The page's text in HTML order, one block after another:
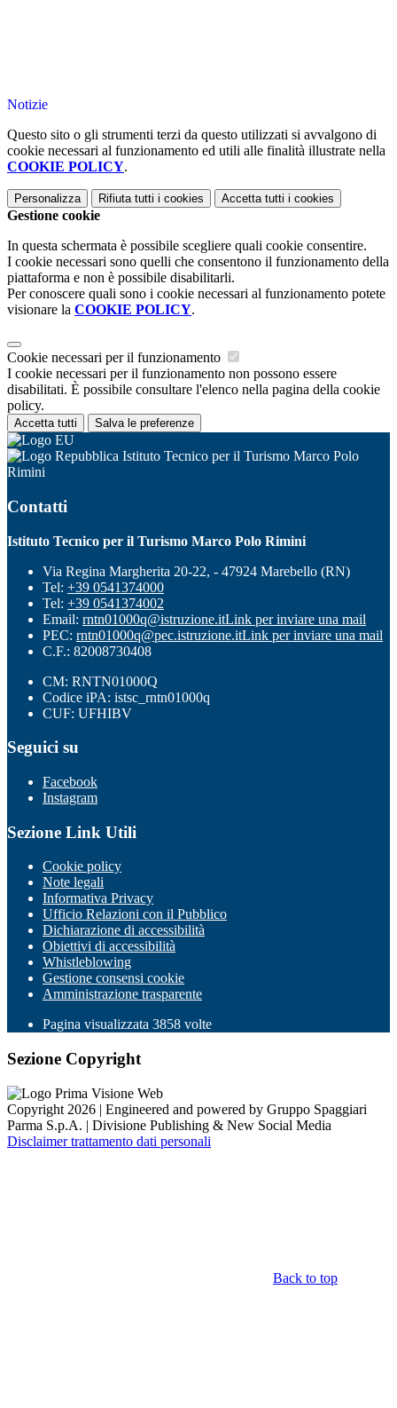
Notizie
Questo sito o gli strumenti terzi da questo utilizzati si avvalgono di
cookie necessari al funzionamento ed utili alle finalità illustrate nella
COOKIE POLICY.
Personalizza Rifiuta tutti i cookies Accetta tutti i cookies
Gestione cookie
In questa schermata è possibile scegliere quali cookie consentire.
I cookie necessari sono quelli che consentono il funzionamento della
piattaforma e non è possibile disabilitarli.
Per conoscere quali sono i cookie necessari al funzionamento potete
visionare la COOKIE POLICY.
Cookie necessari per il funzionamento
I cookie necessari per il funzionamento non possono essere
disabilitati. È possibile consultare l'elenco nella pagina della cookie
policy.
Accetta tutti Salva le preferenze
Istituto Tecnico per il Turismo Marco Polo
Rimini
Contatti
Istituto Tecnico per il Turismo Marco Polo Rimini
Via Regina Margherita 20-22, - 47924 Marebello (RN)
Tel: +39 0541374000
Tel: +39 0541374002
Email: rntn01000q@istruzione.itLink per inviare una mail
PEC: rntn01000q@pec.istruzione.itLink per inviare una mail
C.F.: 82008730408
CM: RNTN01000Q
Codice iPA: istsc_rntn01000q
CUF: UFHIBV
Seguici su
Facebook
Instagram
Sezione Link Utili
Cookie policy
Note legali
Informativa Privacy
Ufficio Relazioni con il Pubblico
Dichiarazione di accessibilità
Obiettivi di accessibilità
Whistleblowing
Gestione consensi cookie
Amministrazione trasparente
Pagina visualizzata 3858 volte
Sezione Copyright
Copyright 2026 | Engineered and powered by Gruppo Spaggiari
Parma S.p.A. | Divisione Publishing & New Social Media
Disclaimer trattamento dati personali
Back to top